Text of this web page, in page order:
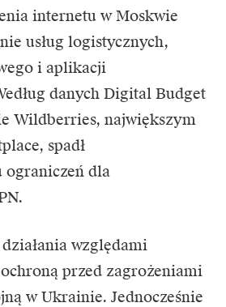
internetu w Moskwie
usług logistycznych,
i aplikacji
danych Digital Budget
Wildberries, największym
spadł
ograniczeń dla
względami
przed zagrożeniami
w Ukrainie. Jednocześnie